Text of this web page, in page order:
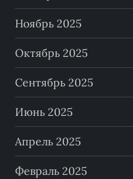
Ноябрь 2025
Октябрь 2025
Сентябрь 2025
Июнь 2025
Апрель 2025
Февраль 2025